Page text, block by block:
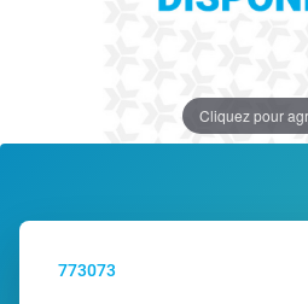
Cliquez pour
773073